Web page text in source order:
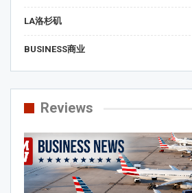
LA洛杉矶
BUSINESS商业
Reviews